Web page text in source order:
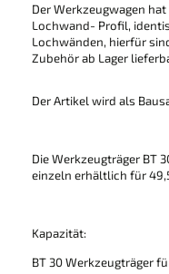
Der Werkzeugwagen
Lochwand- Profil,
Lochwänden, hierfür
Zubehör ab Lager
Der Artikel wird als
Die Werkzeugträger BT
einzeln erhältlich für
Kapazität:
BT 30 Werkzeugträger